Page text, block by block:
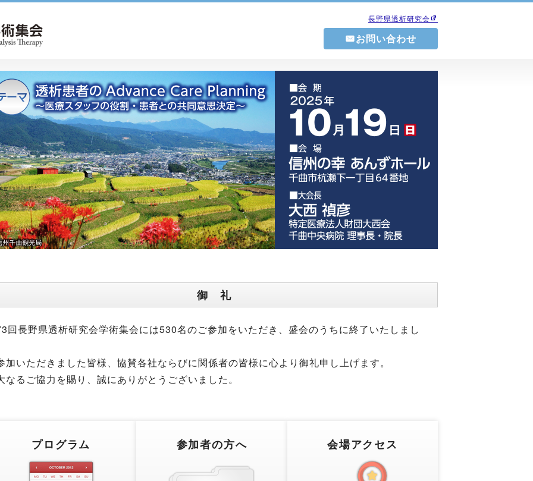
長野県透析研究会
お問い合わせ
御 礼
回長野県透析研究会学術集会には530名のご参加をいただき、盛会のうちに終了いたしまし
加いただきました皆様、協賛各社ならびに関係者の皆様に心より御礼申し上げます。
なるご協力を賜り、誠にありがとうございました。
プログラム 参加者の方へ 会場アクセス